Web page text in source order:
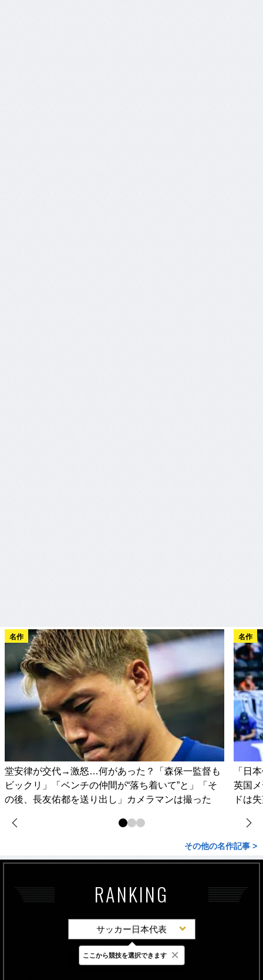
名作
堂安律が交代→激怒…何があった？「森保一監督も
ビックリ」「ベンチの仲間が“落ち着いて”と」「そ
の後、長友佑都を送り出し」カメラマンは撮った
名作
「日
英国
ドは
その他の名作記事 >
RANKING
サッカー日本代表
最新 24時間 週間
ここから競技を選択できます ×